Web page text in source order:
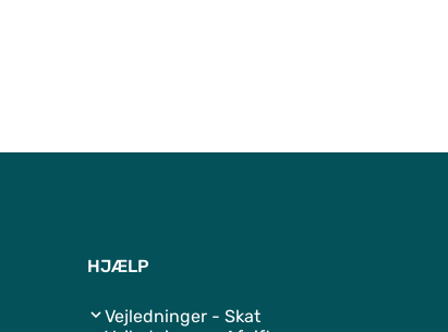
HJÆLP
Vejledninger - Skat